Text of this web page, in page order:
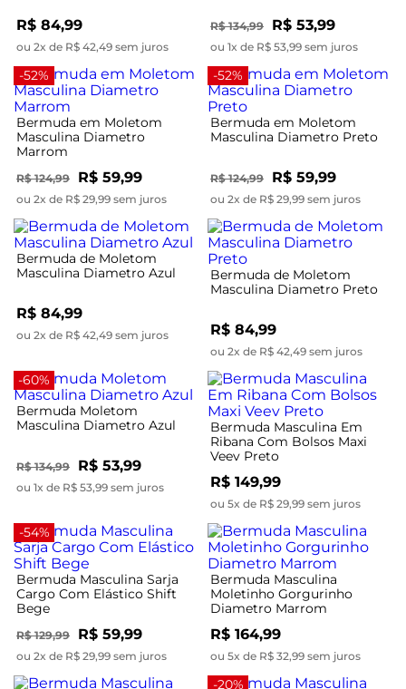
R$ 84,99
ou 2x de R$ 42,49 sem juros
R$ 134,99 R$ 53,99
ou 1x de R$ 53,99 sem juros
-52%
Bermuda em Moletom
Masculina Diametro
Marrom
R$ 124,99 R$ 59,99
ou 2x de R$ 29,99 sem juros
-52%
Bermuda em Moletom
Masculina Diametro Preto
R$ 124,99 R$ 59,99
ou 2x de R$ 29,99 sem juros
Bermuda de Moletom
Masculina Diametro Azul
R$ 84,99
ou 2x de R$ 42,49 sem juros
Bermuda de Moletom
Masculina Diametro Preto
R$ 84,99
ou 2x de R$ 42,49 sem juros
-60%
Bermuda Moletom
Masculina Diametro Azul
R$ 134,99 R$ 53,99
ou 1x de R$ 53,99 sem juros
Bermuda Masculina Em
Ribana Com Bolsos Maxi
Veev Preto
R$ 149,99
ou 5x de R$ 29,99 sem juros
-54%
Bermuda Masculina Sarja
Cargo Com Elástico Shift
Bege
R$ 129,99 R$ 59,99
ou 2x de R$ 29,99 sem juros
Bermuda Masculina
Moletinho Gorgurinho
Diametro Marrom
R$ 164,99
ou 5x de R$ 32,99 sem juros
-20%